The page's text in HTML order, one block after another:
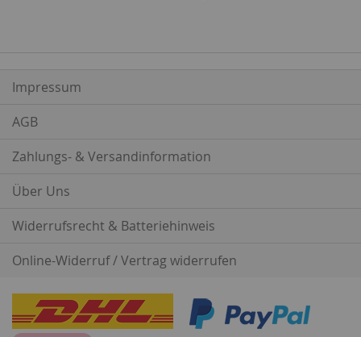
Impressum
AGB
Zahlungs- & Versandinformation
Über Uns
Widerrufsrecht & Batteriehinweis
Online-Widerruf / Vertrag widerrufen